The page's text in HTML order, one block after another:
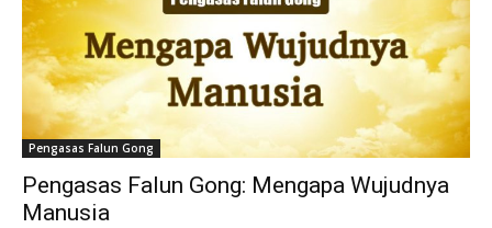
Pengasas Falun Gong
Pengasas Falun Gong: Mengapa Wujudnya
Manusia